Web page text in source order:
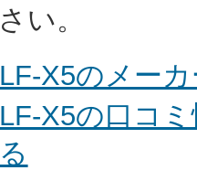
さい。
LF-X5のメー
LF-X5の口コ
る